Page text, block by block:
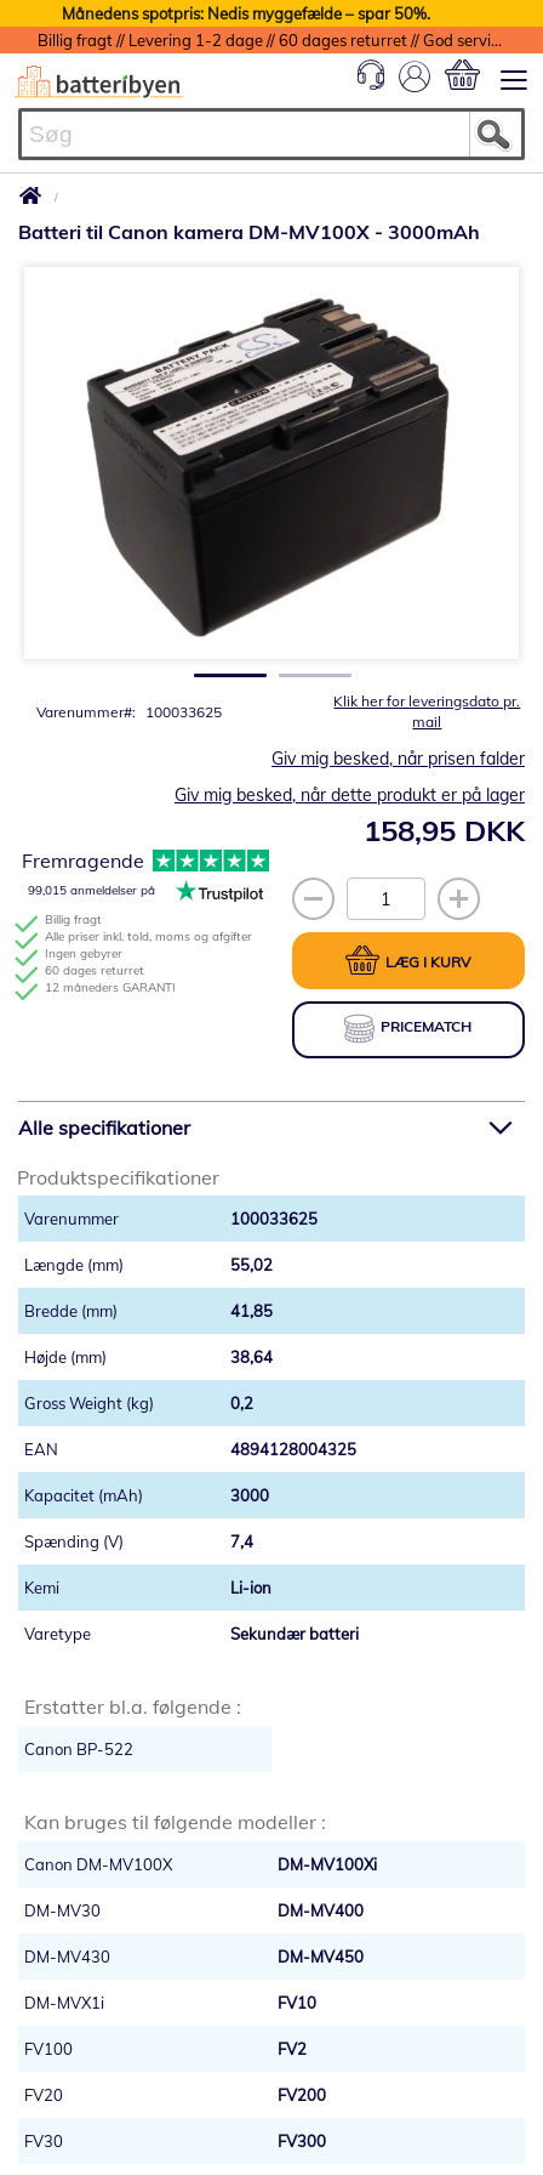
Månedens spotpris: Nedis myggefælde – spar 50%.
Billig fragt // Levering 1-2 dage // 60 dages returret // God service med garanti
Batteri til Canon kamera DM-MV100X - 3000mAh
Klik her for leveringsdato pr.
mail
Varenummer 100033625
158,95 DKK
Giv mig besked, når prisen falder
Giv mig besked, når dette produkt er på lager
LÆG I KURV
PRICEMATCH
Billig fragt
Alle priser inkl. told, moms og afgifter
Ingen gebyrer
60 dages returret
12 måneders GARANTI
Fremragende
99,015 anmeldelser på
billedgalleriet
Alle specifikationer
Produktspecifikationer
100033625
55,02
41,85
38,64
0,2
4894128004325
3000
7,4
Li-ion
Sekundær batteri
Erstatter bl.a. følgende :
Canon BP-522
Kan bruges til følgende modeller :
Canon DM-MV100X DM-MV100Xi
DM-MV30 DM-MV400
DM-MV430 DM-MV450
DM-MVX1i FV10
FV100 FV2
FV20 FV200
FV30 FV300